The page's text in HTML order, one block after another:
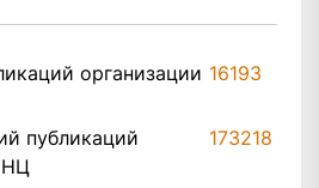
организации 16193
публикаций
173218